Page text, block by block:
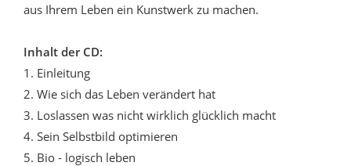
aus Ihrem Leben ein Kunstwerk zu machen.
Inhalt der CD:
1. Einleitung
2. Wie sich das Leben verändert hat
3. Loslassen was nicht wirklich glücklich macht
4. Sein Selbstbild optimieren
5. Bio - logisch leben